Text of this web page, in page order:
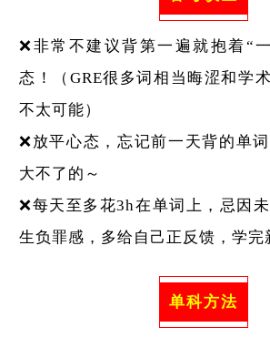
❌非常不建议背第一遍就抱着“
态！（GRE很多词相当晦涩和学
不太可能）
❌放平心态，忘记前一天背的单
大不了的～
❌每天至多花3h在单词上，忌因
生负罪感，多给自己正反馈，学
单科方法